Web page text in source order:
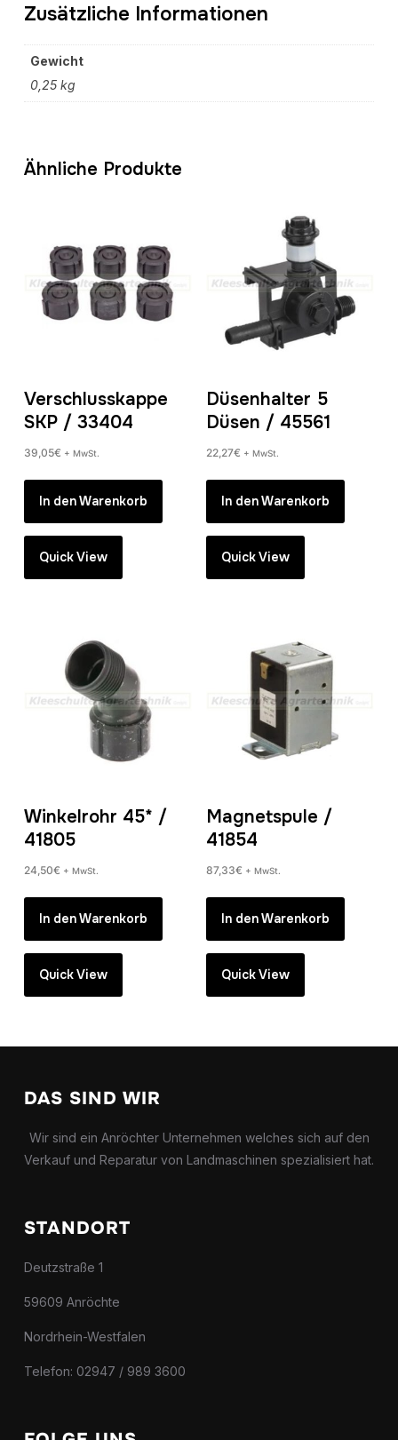
Zusätzliche Informationen
Gewicht
0,25 kg
Ähnliche Produkte
Verschlusskappe
SKP / 33404
39,05€ + MwSt.
In den Warenkorb
Quick View
Düsenhalter 5
Düsen / 45561
22,27€ + MwSt.
In den Warenkorb
Quick View
Winkelrohr 45* /
41805
24,50€ + MwSt.
In den Warenkorb
Quick View
Magnetspule /
41854
87,33€ + MwSt.
In den Warenkorb
Quick View
DAS SIND WIR
Wir sind ein Anröchter Unternehmen welches sich auf den
Verkauf und Reparatur von Landmaschinen spezialisiert hat.
STANDORT
Deutzstraße 1
59609 Anröchte
Nordrhein-Westfalen
Telefon: 02947 / 989 3600